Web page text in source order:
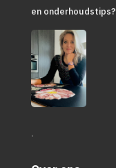
en onderhoudstips?
.